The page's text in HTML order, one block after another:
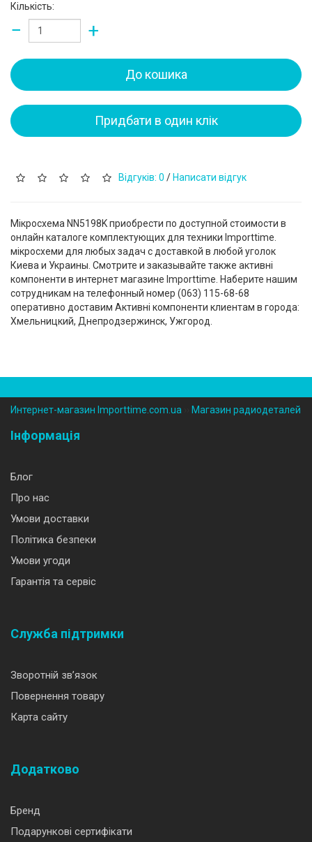
Кількість:
− +
До кошика
Придбати в один клік
Відгуків: 0 / Написати відгук
Мікросхема NN5198K приобрести по доступной стоимости в
онлайн каталоге комплектующих для техники Importtime.
мікросхеми для любых задач с доставкой в любой уголок
Киева и Украины. Смотрите и заказывайте также активні
компоненти в интернет магазине Importtime. Наберите нашим
сотрудникам на телефонный номер (‎063) 115-68-68
оперативно доставим Активні компоненти клиентам в города:
Хмельницкий, Днепродзержинск, Ужгород.
Интернет-магазин Importtime.com.ua Магазин радиодеталей
Інформація
Блог
Про нас
Умови доставки
Політика безпеки
Умови угоди
Гарантія та сервіс
Служба підтримки
Зворотній зв’язок
Повернення товару
Карта сайту
Додатково
Бренд
Подарункові сертифікати